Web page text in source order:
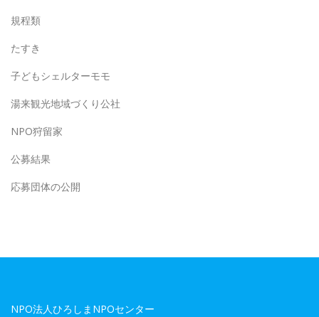
規程類
たすき
子どもシェルターモモ
湯来観光地域づくり公社
NPO狩留家
公募結果
応募団体の公開
NPO法人ひろしまNPOセンター